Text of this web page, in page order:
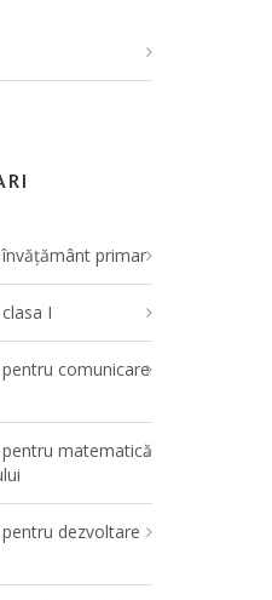
primar
I
comunicare
matematică
dezvoltare